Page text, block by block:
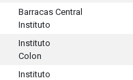
Barracas Central
Instituto
Instituto
Colon
Instituto